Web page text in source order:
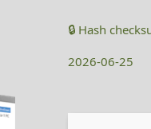
🔒 Hash
2026-06-25